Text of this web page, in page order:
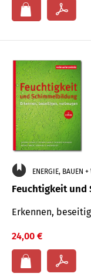
ENERGIE, BAUEN +
Feuchtigkeit
Erkennen,
24,00 €